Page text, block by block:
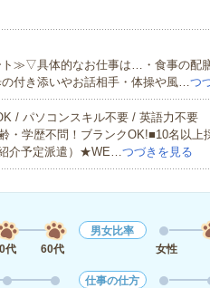
≫▽具体的なお仕事は…・食事の配
付き添いやお話相手・体操や風…つ
/ パソコンスキル不要 / 英語力不要
・学歴不問！ブランクOK!■10名以上
介予定派遣）★WE…つづきを見る
代 60代
男女比率
女性
仕事の仕方